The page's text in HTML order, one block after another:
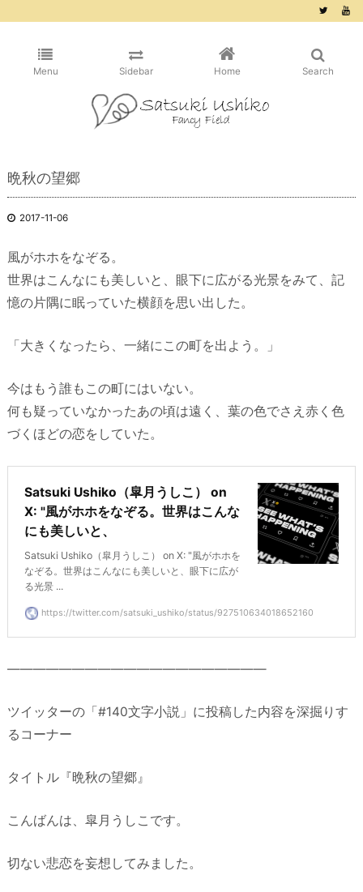
Menu Sidebar Home Search
晩秋の望郷
2017-11-06
風がホホをなぞる。
世界はこんなにも美しいと、眼下に広がる光景をみて、記
憶の片隅に眠っていた横顔を思い出した。
「大きくなったら、一緒にこの町を出よう。」
今はもう誰もこの町にはいない。
何も疑っていなかったあの頃は遠く、葉の色でさえ赤く色
づくほどの恋をしていた。
Satsuki Ushiko（皐月うしこ） on
X: "風がホホをなぞる。世界はこんな
にも美しいと、
Satsuki Ushiko（皐月うしこ） on X: "風がホホを
なぞる。世界はこんなにも美しいと、眼下に広が
る光景 ...
https://twitter.com/satsuki_ushiko/status/927510634018652160
————————————————————
ツイッターの「#140文字小説」に投稿した内容を深掘りす
るコーナー
タイトル『晩秋の望郷』
こんばんは、皐月うしこです。
切ない悲恋を妄想してみました。